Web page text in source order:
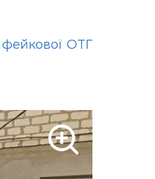
фейкової ОТГ